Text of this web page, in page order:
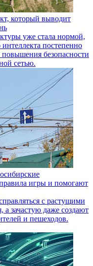
который выводит
уже стала нормой,
постепенно
безопасности
сетью.
игры и помогают
с растущими
зачастую даже создают
и пешеходов.